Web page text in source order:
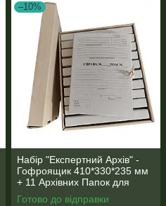
–10%
Набір "Експертний Архів" -
Гофроящик 410*330*235 мм
+ 11 Архівних Папок для
нотаріуса 320*230*30 мм
Готово до відправки